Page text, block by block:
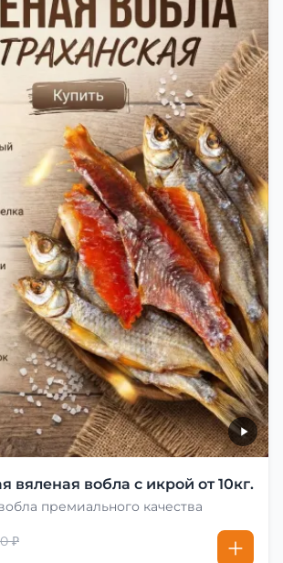
вяленая вобла с икрой от 10кг.
премиального качества
₽